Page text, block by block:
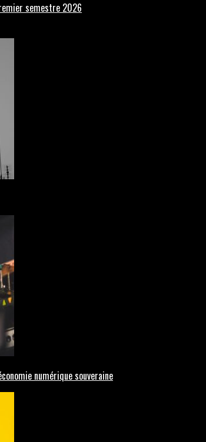
semestre 2026
numérique souveraine